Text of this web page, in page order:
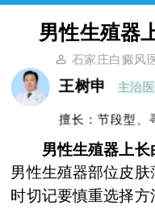
男性生殖器
石家庄白癜风
王树申 主治
擅长：节段型、
男性生殖器上长白
男性生殖器部位皮
时切记要慎重选择